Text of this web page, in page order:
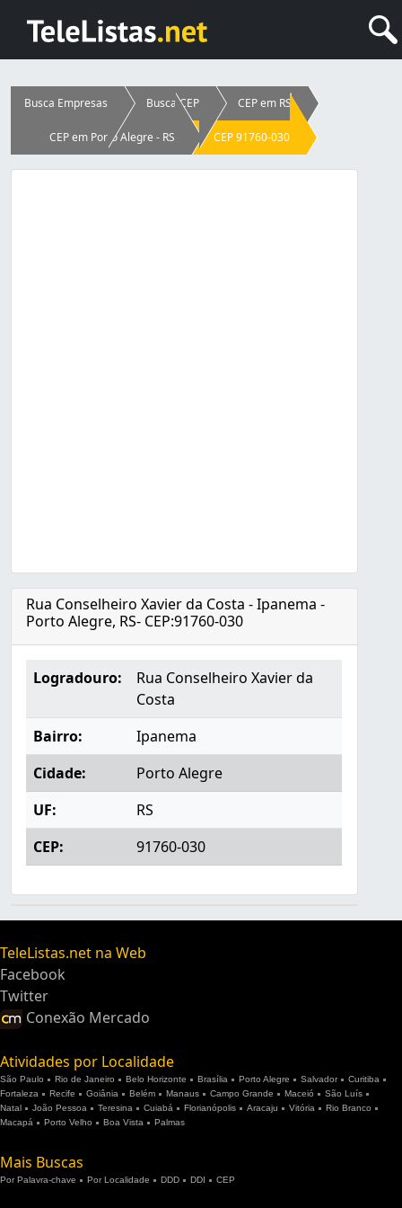
Busca Empresas Busca CEP CEP em RS
CEP em Porto Alegre - RS CEP 91760-030
Rua Conselheiro Xavier da Costa - Ipanema -
Porto Alegre, RS- CEP:91760-030
Logradouro:
Rua Conselheiro Xavier da
Costa
Bairro:
Ipanema
Cidade:
Porto Alegre
UF:
RS
CEP:
91760-030
TeleListas.net na Web
Facebook
Twitter
Conexão Mercado
Atividades por Localidade
São Paulo Rio de Janeiro Belo Horizonte Brasília Porto Alegre Salvador
Curitiba
Fortaleza
Recife Goiânia Belém Manaus Campo Grande Maceió
São Luís
Natal
João Pessoa Teresina Cuiabá Florianópolis Aracaju Vitória
Rio Branco
Macapá
Porto Velho Boa Vista Palmas
Mais Buscas
Por Palavra-chave Por Localidade DDD DDI CEP